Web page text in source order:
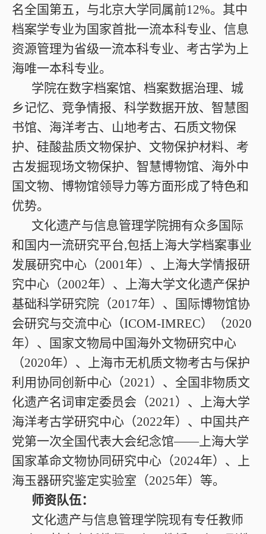
名全国第五，与北京大学同属前12%。其中
档案学专业为国家首批一流本科专业、信息
资源管理为省级一流本科专业、考古学为上
海唯一本科专业。
学院在数字档案馆、档案数据治理、城
乡记忆、竞争情报、科学数据开放、智慧图
书馆、海洋考古、山地考古、石质文物保
护、硅酸盐质文物保护、文物保护材料、考
古发掘现场文物保护、智慧博物馆、海外中
国文物、博物馆领导力等方面形成了特色和
优势。
文化遗产与信息管理学院拥有众多国际
和国内一流研究平台,包括上海大学档案事业
发展研究中心（2001年）、上海大学情报研
究中心（2002年）、上海大学文化遗产保护
基础科学研究院（2017年）、国际博物馆协
会研究与交流中心（ICOM-IMREC）（2020
年）、国家文物局中国海外文物研究中心
（2020年）、上海市无机质文物考古与保护
利用协同创新中心（2021）、全国非物质文
化遗产名词审定委员会（2021）、上海大学
海洋考古学研究中心（2022年）、中国共产
党第一次全国代表大会纪念馆——上海大学
国家革命文物协同研究中心（2024年）、上
海玉器研究鉴定实验室（2025年）等。
师资队伍：
文化遗产与信息管理学院现有专任教师